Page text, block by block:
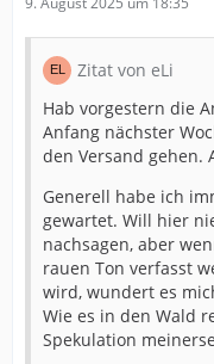
Zitat von eLi
Hab vorgestern die
Anfang nächster
den Versand gehen.
Generell habe ich
gewartet. Will hier
nachsagen, aber
rauen Ton verfasst
wird, wundert es
Wie es in den Wald
Spekulation